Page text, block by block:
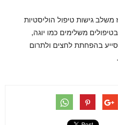
גישות טיפול הוליסטיות
משלימים כמו יוגה,
בהפחתת לחצים ולתרום